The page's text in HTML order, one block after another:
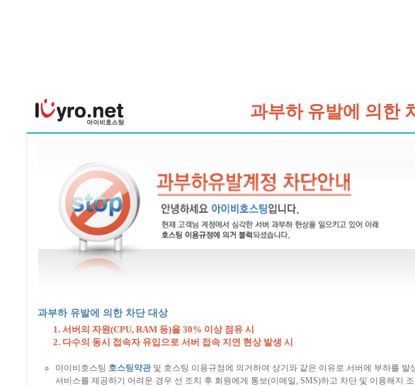
과부하 유발에 의한
과부하 유발에 의한 차단 대상
서버의 자원(CPU, RAM 등)을 30% 이상 점유 시
다수의 동시 접속자 유입으로 서버 접속 지연 현상 발생 시
아이비호스팅 호스팅약관및 호스팅 이용규정에 의거하여 상기와 같은 이유로 서버에 부하를 발
서비스를 제공하기 어려운 경우 선 조치 후 회원에게 통보(이메일, SMS)하고 차단 및 이용해지 조